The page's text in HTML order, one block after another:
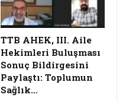
TTB AHEK, III. Aile
Hekimleri Buluşması
Sonuç Bildirgesini
Paylaştı: Toplumun
Sağlık…